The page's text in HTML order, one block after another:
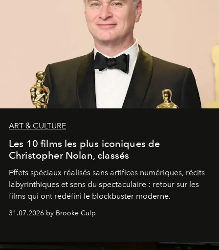
ART & CULTURE
Les 10 films les plus iconiques de
Christopher Nolan, classés
Effets spéciaux réalisés sans artifices numériques, récits
labyrinthiques et sens du spectaculaire : retour sur les
films qui ont redéfini le blockbuster moderne.
31.07.2026 by Brooke Culp